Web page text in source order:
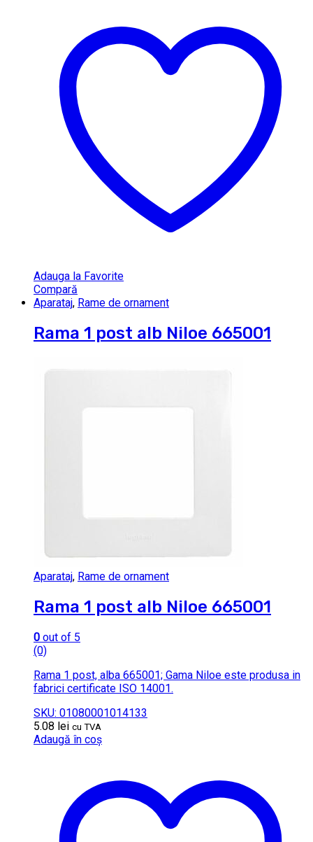
Adauga la Favorite
Compară
Aparataj, Rame de ornament
Rama 1 post alb Niloe 665001
Aparataj, Rame de ornament
Rama 1 post alb Niloe 665001
0 out of 5
(0)
Rama 1 post, alba 665001; Gama Niloe este produsa in
fabrici certificate ISO 14001.
SKU: 01080001014133
5.08 lei cu TVA
Adaugă în coș